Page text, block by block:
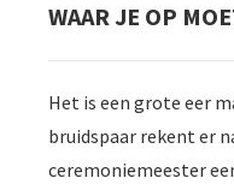
WAAR JE OP
Het is een grote eer
bruidspaar rekent er
ceremoniemeester